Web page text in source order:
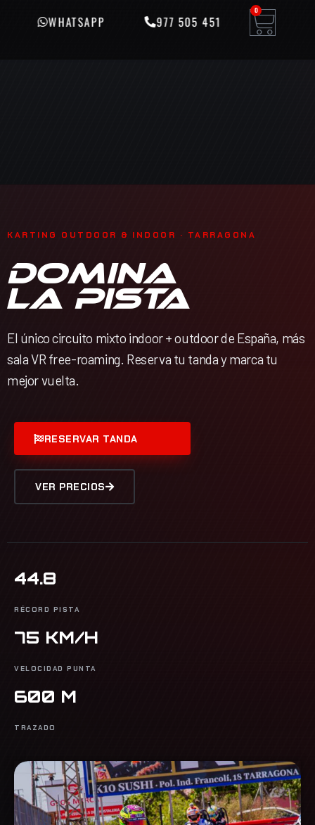
WHATSAPP 977 505 451
0
KARTING OUTDOOR & INDOOR · TARRAGONA
DOMINA
LA PISTA
El único circuito mixto indoor + outdoor de España, más
sala VR free-roaming. Reserva tu tanda y marca tu
mejor vuelta.
RESERVAR TANDA
VER PRECIOS
44.8
RÉCORD PISTA
75 KM/H
VELOCIDAD PUNTA
600 M
TRAZADO